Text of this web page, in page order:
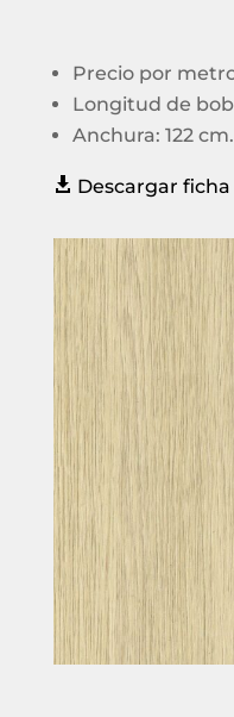
Precio por
Longitud de
Anchura: 122 cm.
 Descargar